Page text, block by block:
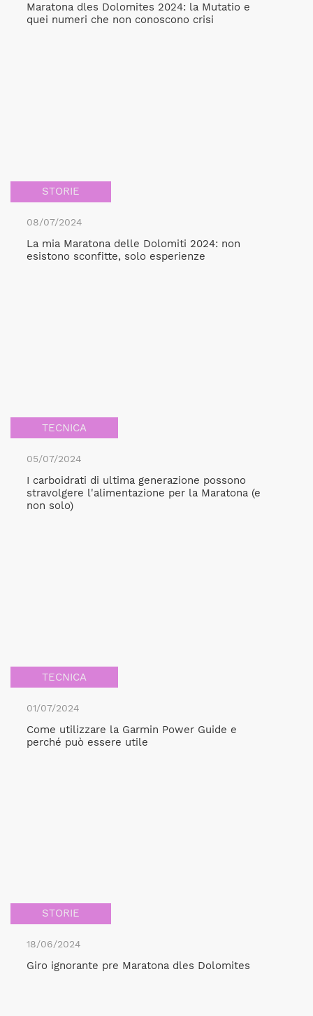
Maratona dles Dolomites 2024: la Mutatio e
quei numeri che non conoscono crisi
STORIE
08/07/2024
La mia Maratona delle Dolomiti 2024: non
esistono sconfitte, solo esperienze
TECNICA
05/07/2024
I carboidrati di ultima generazione possono
stravolgere l'alimentazione per la Maratona (e
non solo)
TECNICA
01/07/2024
Come utilizzare la Garmin Power Guide e
perché può essere utile
STORIE
18/06/2024
Giro ignorante pre Maratona dles Dolomites